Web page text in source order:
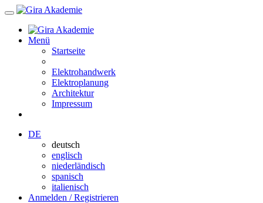
Menü
Startseite
Elektrohandwerk
Elektroplanung
Architektur
Impressum
DE
deutsch
englisch
niederländisch
spanisch
italienisch
Anmelden / Registrieren